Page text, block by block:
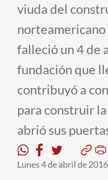
Formación Continua
Académicos
Funcionarios
Alumni
English
viuda del
falleció un 4 de
fundación que
contribuyó a
para construir
abrió sus
Lunes 4 de abril de 2016